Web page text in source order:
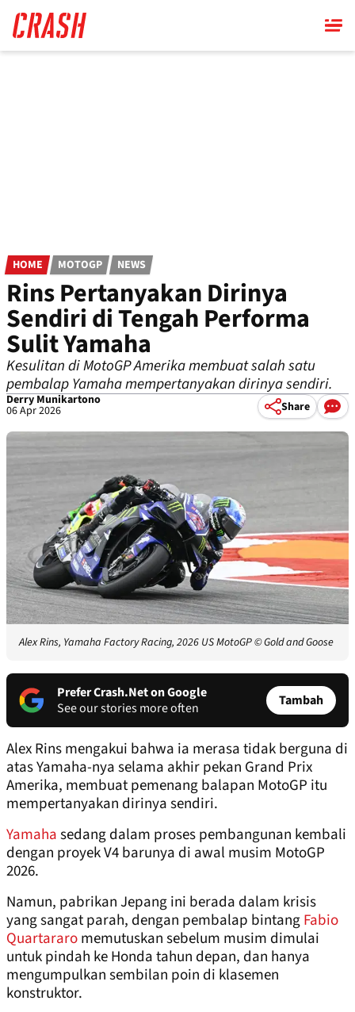
main
content
HOME MOTOGP NEWS
Rins Pertanyakan Dirinya
Sendiri di Tengah Performa
Sulit Yamaha
Kesulitan di MotoGP Amerika membuat salah satu
pembalap Yamaha mempertanyakan dirinya sendiri.
Derry Munikartono
06 Apr 2026 Share
Alex Rins, Yamaha Factory Racing, 2026 US MotoGP© Gold and Goose
Prefer Crash.Net on Google
See our stories more often
Tambah
Alex Rins mengakui bahwa ia merasa tidak berguna di
atas Yamaha-nya selama akhir pekan Grand Prix
Amerika, membuat pemenang balapan MotoGP itu
mempertanyakan dirinya sendiri.
Yamahasedang dalam proses pembangunan kembali
dengan proyek V4 barunya di awal musim MotoGP
2026.
Namun, pabrikan Jepang ini berada dalam krisis
yang sangat parah, dengan pembalap bintangFabio
Quartararomemutuskan sebelum musim dimulai
untuk pindah ke Honda tahun depan, dan hanya
mengumpulkan sembilan poin di klasemen
konstruktor.